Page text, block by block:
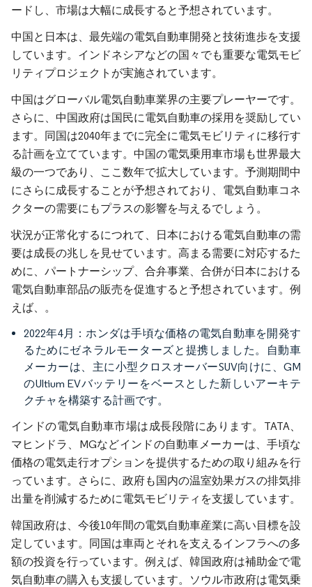
ードし、市場は大幅に成長すると予想されています。
中国と日本は、最先端の電気自動車開発と技術進歩を支援
しています。インドネシアなどの国々でも重要な電気モビ
リティプロジェクトが実施されています。
中国はグローバル電気自動車業界の主要プレーヤーです。
さらに、中国政府は国民に電気自動車の採用を奨励してい
ます。同国は2040年までに完全に電気モビリティに移行す
る計画を立てています。中国の電気乗用車市場も世界最大
級の一つであり、ここ数年で拡大しています。予測期間中
にさらに成長することが予想されており、電気自動車コネ
クターの需要にもプラスの影響を与えるでしょう。
状況が正常化するにつれて、日本における電気自動車の需
要は成長の兆しを見せています。高まる需要に対応するた
めに、パートナーシップ、合弁事業、合併が日本における
電気自動車部品の販売を促進すると予想されています。例
えば、。
2022年4月：ホンダは手頃な価格の電気自動車を開発す
るためにゼネラルモーターズと提携しました。自動車
メーカーは、主に小型クロスオーバーSUV向けに、GM
のUltium EVバッテリーをベースとした新しいアーキテ
クチャを構築する計画です。
インドの電気自動車市場は成長段階にあります。TATA、
マヒンドラ、MGなどインドの自動車メーカーは、手頃な
価格の電気走行オプションを提供するための取り組みを行
っています。さらに、政府も国内の温室効果ガスの排気排
出量を削減するために電気モビリティを支援しています。
韓国政府は、今後10年間の電気自動車産業に高い目標を設
定しています。同国は車両とそれを支えるインフラへの多
額の投資を行っています。例えば、韓国政府は補助金で電
気自動車の購入も支援しています。ソウル市政府は電気乗